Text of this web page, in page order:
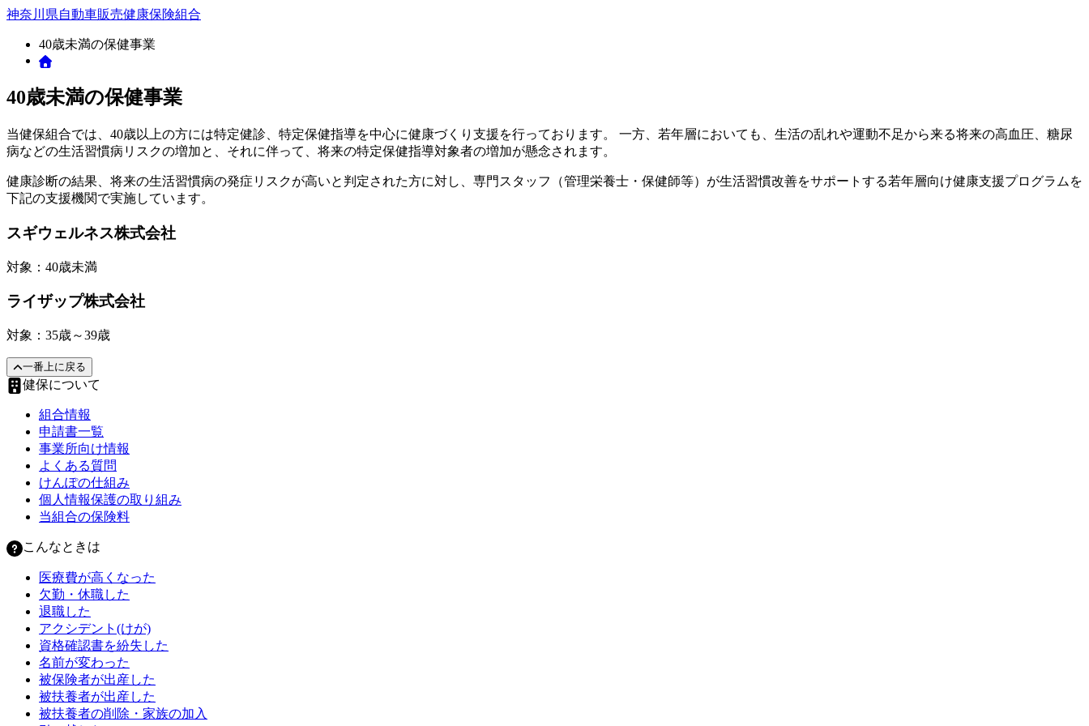
神奈川県自動車販売健康保険組合
40歳未満の保健事業
40歳未満の保健事業
当健保組合では、40歳以上の方には特定健診、特定保健指導を中心に健康づくり支援を行っております。 一方、若年層においても、生活の乱れや運動不足から来る将来の高血圧、糖尿
病などの生活習慣病リスクの増加と、それに伴って、将来の特定保健指導対象者の増加が懸念されます。
健康診断の結果、将来の生活習慣病の発症リスクが高いと判定された方に対し、専門スタッフ（管理栄養士・保健師等）が生活習慣改善をサポートする若年層向け健康支援プログラムを
下記の支援機関で実施しています。
スギウェルネス株式会社
対象：40歳未満
ライザップ株式会社
対象：35歳～39歳
一番上に戻る
健保について
組合情報
申請書一覧
事業所向け情報
よくある質問
けんぽの仕組み
個人情報保護の取り組み
当組合の保険料
こんなときは
医療費が高くなった
欠勤・休職した
退職した
アクシデント(けが)
資格確認書を紛失した
名前が変わった
被保険者が出産した
被扶養者が出産した
被扶養者の削除・家族の加入